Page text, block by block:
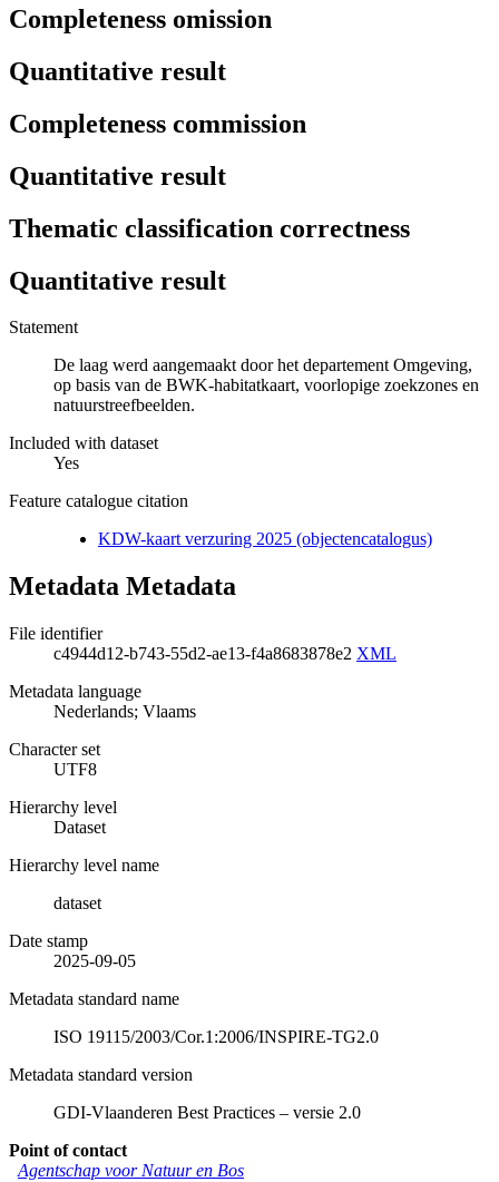
Completeness omission
Quantitative result
Completeness commission
Quantitative result
Thematic classification correctness
Quantitative result
Statement
De laag werd aangemaakt door het departement Omgeving,
op basis van de BWK-habitatkaart, voorlopige zoekzones en
natuurstreefbeelden.
Included with dataset
Yes
Feature catalogue citation
KDW-kaart verzuring 2025 (objectencatalogus)
Metadata Metadata
File identifier
c4944d12-b743-55d2-ae13-f4a8683878e2 XML
Metadata language
Nederlands; Vlaams
Character set
UTF8
Hierarchy level
Dataset
Hierarchy level name
dataset
Date stamp
2025-09-05
Metadata standard name
ISO 19115/2003/Cor.1:2006/INSPIRE-TG2.0
Metadata standard version
GDI-Vlaanderen Best Practices – versie 2.0
Point of contact
Agentschap voor Natuur en Bos